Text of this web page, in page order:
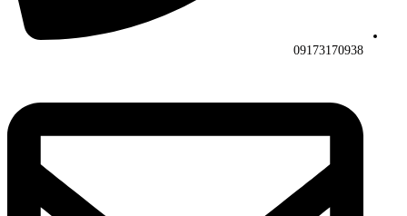
09173170938